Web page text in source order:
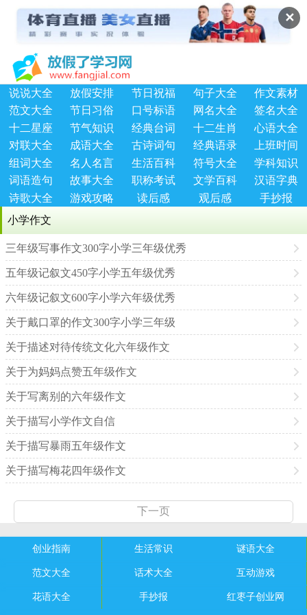
✕
说说大全 放假安排 节日祝福 句子大全
作文素材
范文大全
节日习俗 口号标语 网名大全
签名大全
十二星座
节气知识 经典台词 十二生肖
心语大全
对联大全
成语大全 古诗词句 经典语录
上班时间
组词大全
名人名言 生活百科 符号大全
学科知识
词语造句
故事大全 职称考试 文学百科
汉语字典
诗歌大全
游戏攻略 读后感 观后感
手抄报
小学作文
三年级写事作文300字小学三年级优秀
五年级记叙文450字小学五年级优秀
六年级记叙文600字小学六年级优秀
关于戴口罩的作文300字小学三年级
关于描述对待传统文化六年级作文
关于为妈妈点赞五年级作文
关于写离别的六年级作文
关于描写小学作文自信
关于描写暴雨五年级作文
关于描写梅花四年级作文
下一页
创业指南 生活常识 谜语大全
范文大全 话术大全 互动游戏
花语大全 手抄报 红枣子创业网